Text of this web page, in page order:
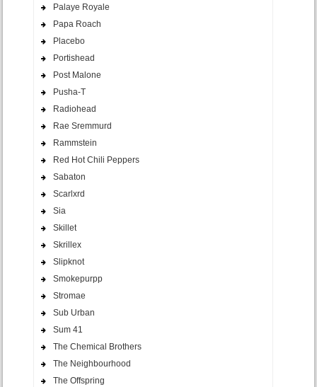
Palaye Royale
Papa Roach
Placebo
Portishead
Post Malone
Pusha-T
Radiohead
Rae Sremmurd
Rammstein
Red Hot Chili Peppers
Sabaton
Scarlxrd
Sia
Skillet
Skrillex
Slipknot
Smokepurpp
Stromae
Sub Urban
Sum 41
The Chemical Brothers
The Neighbourhood
The Offspring